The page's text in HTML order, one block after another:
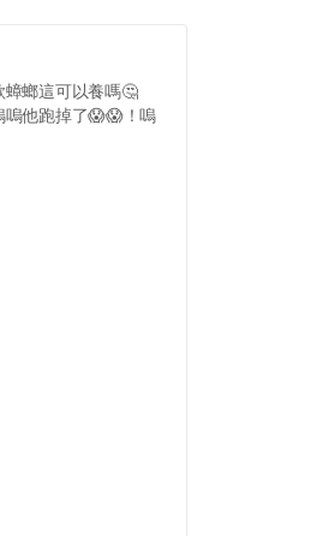
螂這可以養嗎🤔
嗚他跑掉了😱😱！嗚